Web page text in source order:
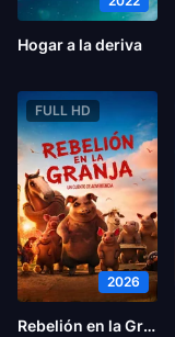
Hogar a la deriva
FULL HD
2026
Rebelión en la Granja